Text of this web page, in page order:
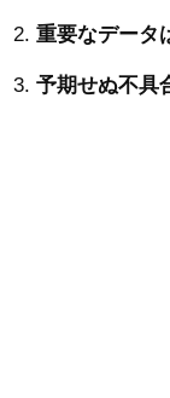
重要なデータ
予期せぬ不具